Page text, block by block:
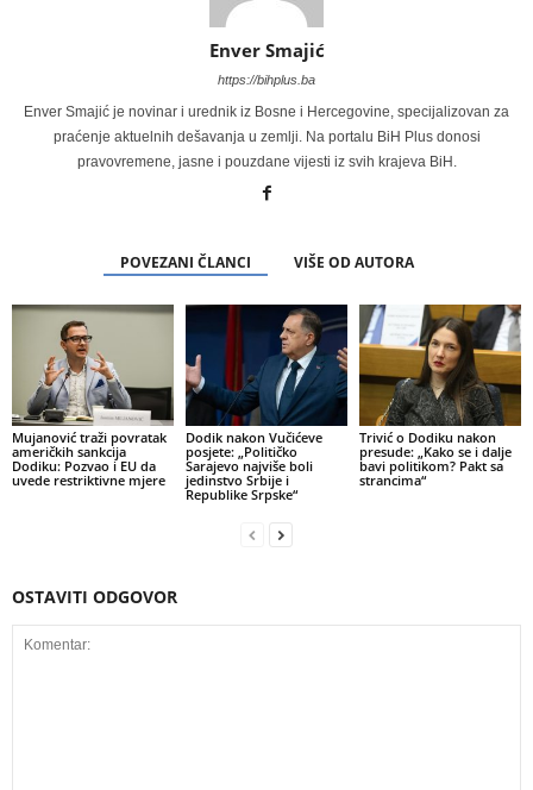
Enver Smajić
https://bihplus.ba
Enver Smajić je novinar i urednik iz Bosne i Hercegovine, specijalizovan za
praćenje aktuelnih dešavanja u zemlji. Na portalu BiH Plus donosi
pravovremene, jasne i pouzdane vijesti iz svih krajeva BiH.
POVEZANI ČLANCI VIŠE OD AUTORA
Mujanović traži povratak
američkih sankcija
Dodiku: Pozvao i EU da
uvede restriktivne mjere
Dodik nakon Vučićeve
posjete: „Političko
Sarajevo najviše boli
jedinstvo Srbije i
Republike Srpske“
Trivić o Dodiku nakon
presude: „Kako se i dalje
bavi politikom? Pakt sa
strancima“
OSTAVITI ODGOVOR